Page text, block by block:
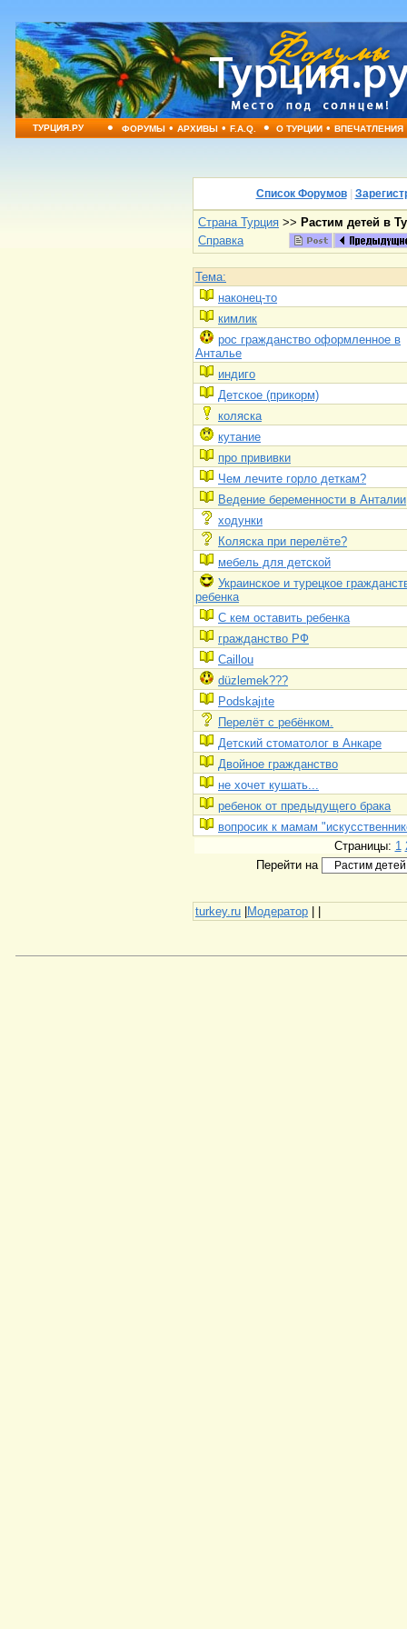
ТУРЦИЯ.РУ • ФОРУМЫ•АРХИВЫ•F.A.Q. • О ТУРЦИИ•ВПЕЧАТЛЕНИЯ
Список Форумов|
Страна Турция >> Растим детей в
Справка
Тема:
наконец-то
кимлик
рос гражданство оформленное в
Анталье
индиго
Детское (прикорм)
коляска
кутание
про прививки
Чем лечите горло деткам?
Ведение беременности в Анталии
ходунки
Коляска при перелёте?
мебель для детской
Украинское и турецкое
ребенка
С кем оставить ребенка
гражданство РФ
Caillou
düzlemek???
Podskajıte
Перелёт с ребёнком.
Детский стоматолог в Анкаре
Двойное гражданство
не хочет кушать...
ребенок от предыдущего брака
вопросик к мамам
Страницы: 1
Перейти на
turkey.ru |Модератор | |